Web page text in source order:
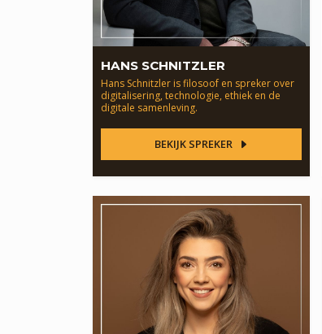
HANS SCHNITZLER
Hans Schnitzler is filosoof en spreker over
digitalisering, technologie, ethiek en de
digitale samenleving.
BEKIJK SPREKER